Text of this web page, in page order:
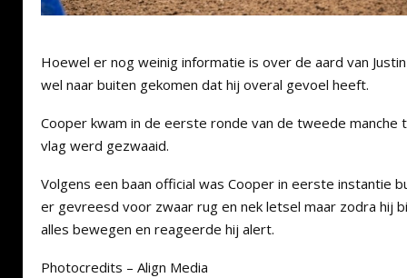
Hoewel er nog weinig informatie is over de aard van
wel naar buiten gekomen dat hij overal gevoel heeft.
Cooper kwam in de eerste ronde van de tweede manche
vlag werd gezwaaid.
Volgens een baan official was Cooper in eerste instantie
er gevreesd voor zwaar rug en nek letsel maar zodra hij
alles bewegen en reageerde hij alert.
Photocredits – Align Media